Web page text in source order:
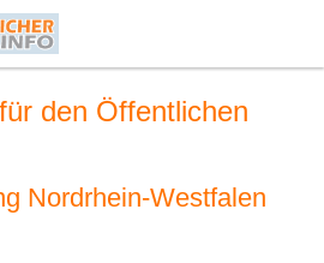
den Öffentlichen
Nordrhein-Westfalen